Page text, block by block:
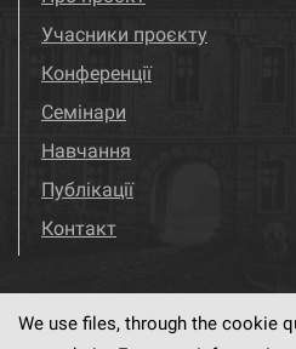
Учасники проєкту
Конференції
Семінари
Навчання
Публікації
Контакт
Visit us! Facebook
We use files, through the cookie